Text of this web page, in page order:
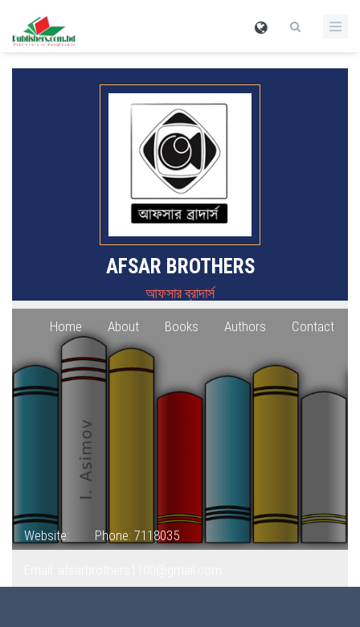
AFSAR BROTHERS
আফসার ব্রাদার্স
Home About Books Authors Contact
Website: Phone: 7118035